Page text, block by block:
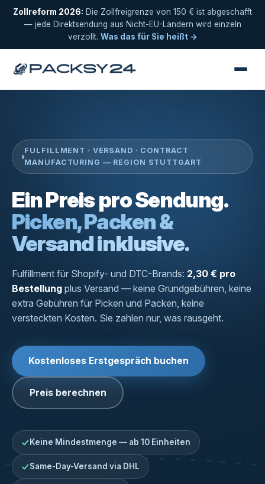
Zollreform 2026: Die Zollfreigrenze von 150 € ist abgeschafft
— jede Direktsendung aus Nicht-EU-Ländern wird einzeln
verzollt. Was das für Sie heißt →
FULFILLMENT · VERSAND · CONTRACT
MANUFACTURING — REGION STUTTGART
Ein Preis pro Sendung.
Picken, Packen &
Versand inklusive.
Fulfillment für Shopify- und DTC-Brands: 2,30 € pro
Bestellung plus Versand — keine Grundgebühren, keine
extra Gebühren für Picken und Packen, keine
versteckten Kosten. Sie zahlen nur, was rausgeht.
Kostenloses Erstgespräch buchen
Preis berechnen
Keine Mindestmenge — ab 10 Einheiten
Same-Day-Versand via DHL